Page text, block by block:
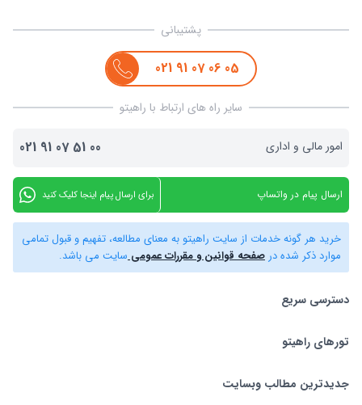
پشتیبانی
021 91 07 06 05
سایر راه های ارتباط با راهیتو
امور مالی و اداری 021 91 07 51 00
ارسال پیام در واتساپ برای ارسال پیام اینجا کلیک کنید
خرید هر گونه خدمات از سایت راهیتو به معنای مطالعه، تفهیم و قبول تمامی
موارد ذکر شده در صفحه قوانین و مقررات عمومیسایت می باشد.
دسترسی سریع
بلیط هواپیما
تورهای راهیتو
تورهای راهیتو
تور استانبول
جدیدترین مطالب وبسایت